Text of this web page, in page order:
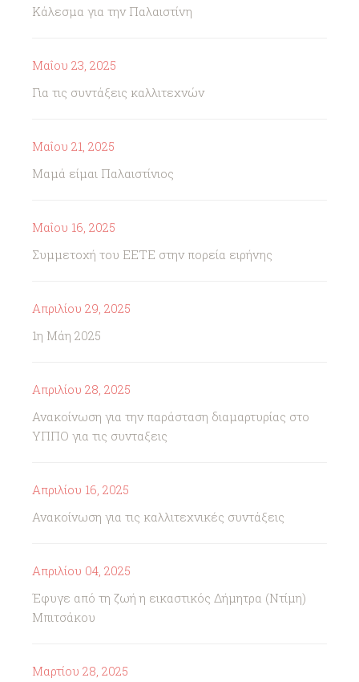
Κάλεσμα για την Παλαιστίνη
Μαΐου 23, 2025
Για τις συντάξεις καλλιτεχνών
Μαΐου 21, 2025
Μαμά είμαι Παλαιστίνιος
Μαΐου 16, 2025
Συμμετοχή του ΕΕΤΕ στην πορεία ειρήνης
Απριλίου 29, 2025
1η Μάη 2025
Απριλίου 28, 2025
Ανακοίνωση για την παράσταση διαμαρτυρίας στο
ΥΠΠΟ για τις συνταξεις
Απριλίου 16, 2025
Ανακοίνωση για τις καλλιτεχνικές συντάξεις
Απριλίου 04, 2025
Έφυγε από τη ζωή η εικαστικός Δήμητρα (Ντίμη)
Μπιτσάκου
Μαρτίου 28, 2025